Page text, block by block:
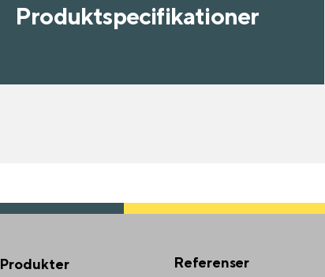
Produktspecifikationer
Produkter Referenser